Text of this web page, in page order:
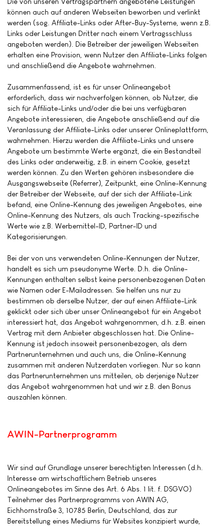
können auch auf anderen Webseiten beworben und verlinkt
werden (sog. Affiliate-Links oder After-Buy-Systeme, wenn z.B.
Links oder Leistungen Dritter nach einem Vertragsschluss
angeboten werden). Die Betreiber der jeweiligen Webseiten
erhalten eine Provision, wenn Nutzer den Affiliate-Links folgen
und anschließend die Angebote wahrnehmen.
Zusammenfassend, ist es für unser Onlineangebot
erforderlich, dass wir nachverfolgen können, ob Nutzer, die
sich für Affiliate-Links und/oder die bei uns verfügbaren
Angebote interessieren, die Angebote anschließend auf die
Veranlassung der Affiliate-Links oder unserer Onlineplattform,
wahrnehmen. Hierzu werden die Affiliate-Links und unsere
Angebote um bestimmte Werte ergänzt, die ein Bestandteil
des Links oder anderweitig, z.B. in einem Cookie, gesetzt
werden können. Zu den Werten gehören insbesondere die
Ausgangswebseite (Referrer), Zeitpunkt, eine Online-Kennung
der Betreiber der Webseite, auf der sich der Affiliate-Link
befand, eine Online-Kennung des jeweiligen Angebotes, eine
Online-Kennung des Nutzers, als auch Tracking-spezifische
Werte wie z.B. Werbemittel-ID, Partner-ID und
Kategorisierungen.
Bei der von uns verwendeten Online-Kennungen der Nutzer,
handelt es sich um pseudonyme Werte. D.h. die Online-
Kennungen enthalten selbst keine personenbezogenen Daten
wie Namen oder E-Mailadressen. Sie helfen uns nur zu
bestimmen ob derselbe Nutzer, der auf einen Affiliate-Link
geklickt oder sich über unser Onlineangebot für ein Angebot
interessiert hat, das Angebot wahrgenommen, d.h. z.B. einen
Vertrag mit dem Anbieter abgeschlossen hat. Die Online-
Kennung ist jedoch insoweit personenbezogen, als dem
Partnerunternehmen und auch uns, die Online-Kennung
zusammen mit anderen Nutzerdaten vorliegen. Nur so kann
das Partnerunternehmen uns mitteilen, ob derjenige Nutzer
das Angebot wahrgenommen hat und wir z.B. den Bonus
auszahlen können.
AWIN-Partnerprogramm
Wir sind auf Grundlage unserer berechtigten Interessen (d.h.
Interesse am wirtschaftlichem Betrieb unseres
Onlineangebotes im Sinne des Art. 6 Abs. 1 lit. f. DSGVO)
Teilnehmer des Partnerprogramms von AWIN AG,
Eichhornstraße 3, 10785 Berlin, Deutschland, das zur
Bereitstellung eines Mediums für Websites konzipiert wurde,